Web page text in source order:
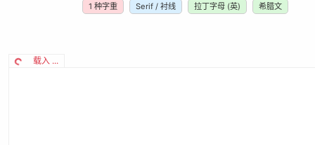
1 种字重 Serif / 衬线 拉丁字母 (英) 希腊文
载入 ...